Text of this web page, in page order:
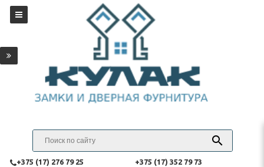
‎+375 (17) 276 79 25 ‎+375 (17) 352 79 73